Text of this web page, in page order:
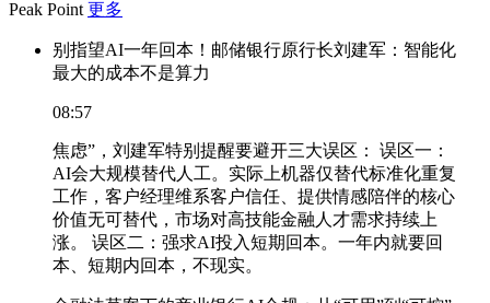
Peak Point 更多
别指望AI一年回本！邮储银行原行长刘建军：智能化
最大的成本不是算力
08:57
焦虑”，刘建军特别提醒要避开三大误区： 误区一：
AI会大规模替代人工。实际上机器仅替代标准化重复
工作，客户经理维系客户信任、提供情感陪伴的核心
价值无可替代，市场对高技能金融人才需求持续上
涨。 误区二：强求AI投入短期回本。一年内就要回
本、短期内回本，不现实。